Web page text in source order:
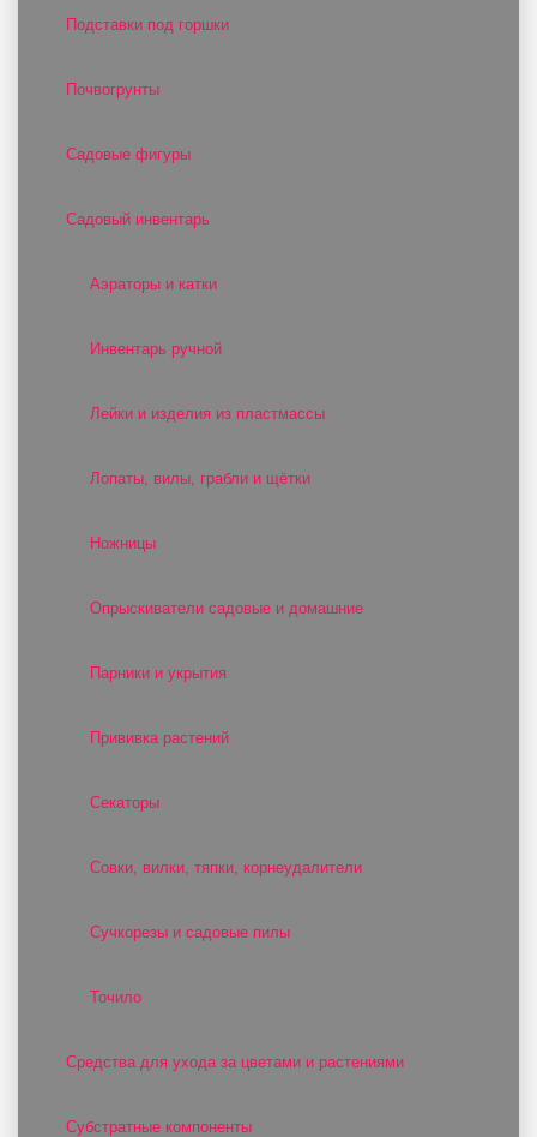
Подставки под горшки
Почвогрунты
Садовые фигуры
Садовый инвентарь
Аэраторы и катки
Инвентарь ручной
Лейки и изделия из пластмассы
Лопаты, вилы, грабли и щётки
Ножницы
Опрыскиватели садовые и домашние
Парники и укрытия
Прививка растений
Секаторы
Совки, вилки, тяпки, корнеудалители
Сучкорезы и садовые пилы
Точило
Средства для ухода за цветами и растениями
Субстратные компоненты